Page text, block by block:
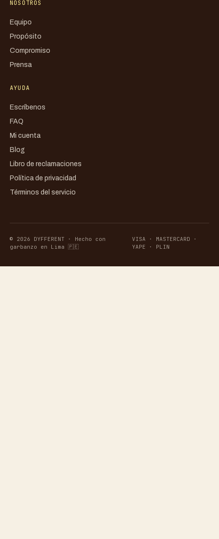
NOSOTROS
Equipo
Propósito
Compromiso
Prensa
AYUDA
Escríbenos
FAQ
Mi cuenta
Blog
Libro de reclamaciones
Política de privacidad
Términos del servicio
© 2026 DYFFERENT · Hecho con
garbanzo en Lima 🇵🇪
VISA · MASTERCARD ·
YAPE · PLIN